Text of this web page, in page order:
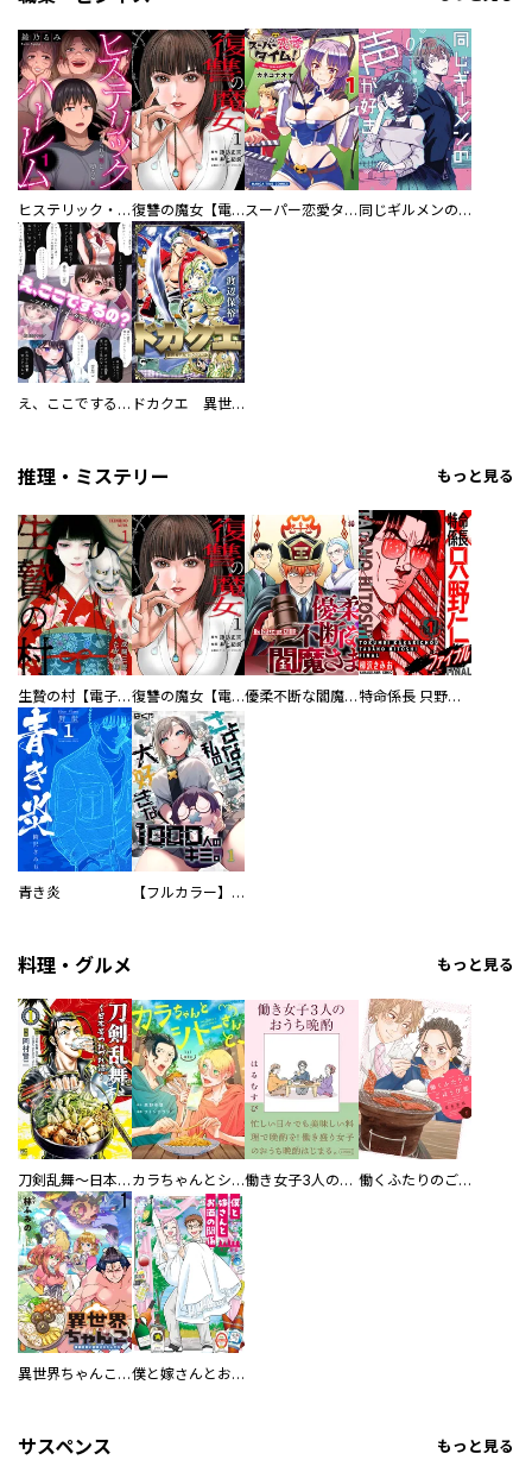
ヒステリック・ハーレム～搾られる男と堕ちる女～【電子単行本版】 復讐の魔女【電子単行本版】 スーパー恋愛タイム！～現場でドＳな彼女は自宅でデレる～ 同じギルメンの声が好き
え、ここでするの？ アイドルのファンが知らない日常 ドカクエ 異世界ドカコッククエスト
推理・ミステリー もっと見る
生贄の村【電子単行本版】 復讐の魔女【電子単行本版】 優柔不断な閻魔さま 特命係長 只野仁ファイナル 愛蔵版
青き炎 【フルカラー】さよなら、私の大好きな１０００人のキミ。
料理・グルメ もっと見る
刀剣乱舞～日本号つれづれ酒～ カラちゃんとシトーさんと、 【分冊版】 働き女子3人のおうち晩酌 働くふたりのごほうび飯
異世界ちゃんこ～横綱目前に召喚されたんだが～ 【連載版】 僕と嫁さんとお酒の関係
サスペンス もっと見る